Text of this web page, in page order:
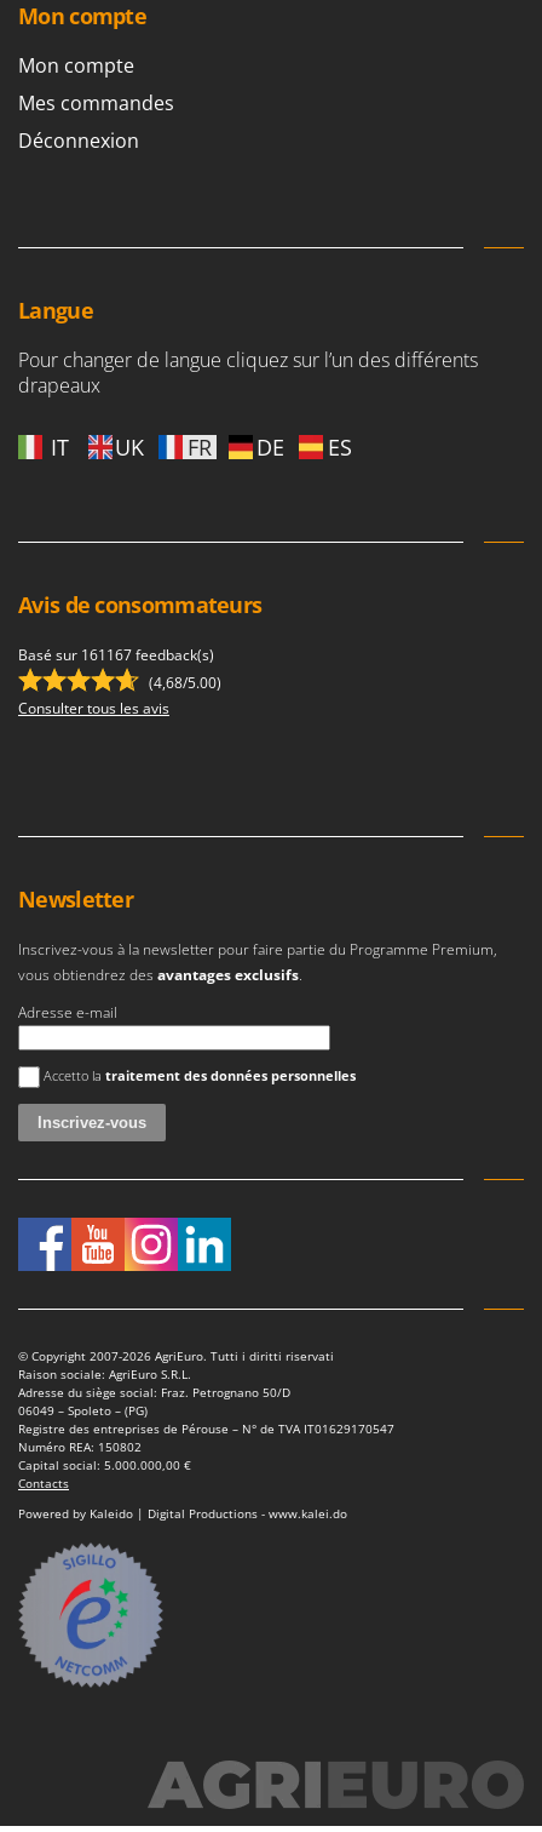
Mon compte
Mon compte
Mes commandes
Déconnexion
Langue
Pour changer de langue cliquez sur l’un des différents
drapeaux
IT UK FR DE ES
Avis de consommateurs
Basé sur 161167 feedback(s)
(4,68/5.00)
Consulter tous les avis
Newsletter
Inscrivez-vous à la newsletter pour faire partie du Programme Premium,
vous obtiendrez des avantages exclusifs.
Adresse e-mail
Une erreur est survenue
Accetto la traitement des données personnelles
© Copyright 2007-2026 AgriEuro. Tutti i diritti riservati
Raison sociale: AgriEuro S.R.L.
Adresse du siège social: Fraz. Petrognano 50/D
06049 – Spoleto – (PG)
Registre des entreprises de Pérouse – N° de TVA IT01629170547
Numéro REA: 150802
Capital social: 5.000.000,00 €
Contacts
Powered by Kaleido | Digital Productions - www.kalei.do